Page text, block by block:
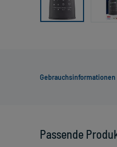
Gebrauchsinformationen
Passende